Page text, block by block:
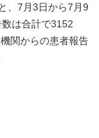
、7月3日から7月9
は合計で3152
関からの患者報告